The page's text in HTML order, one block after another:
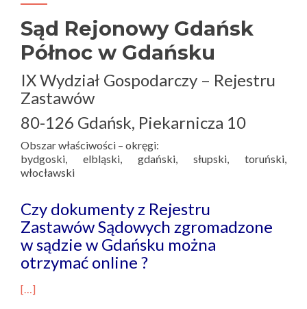
Sąd Rejonowy Gdańsk
Północ w Gdańsku
IX Wydział Gospodarczy – Rejestru
Zastawów
80-126 Gdańsk, Piekarnicza 10
Obszar właściwości – okręgi:
bydgoski, elbląski, gdański, słupski, toruński,
włocławski
Czy dokumenty z Rejestru
Zastawów Sądowych zgromadzone
w sądzie w Gdańsku można
otrzymać online ?
[…]